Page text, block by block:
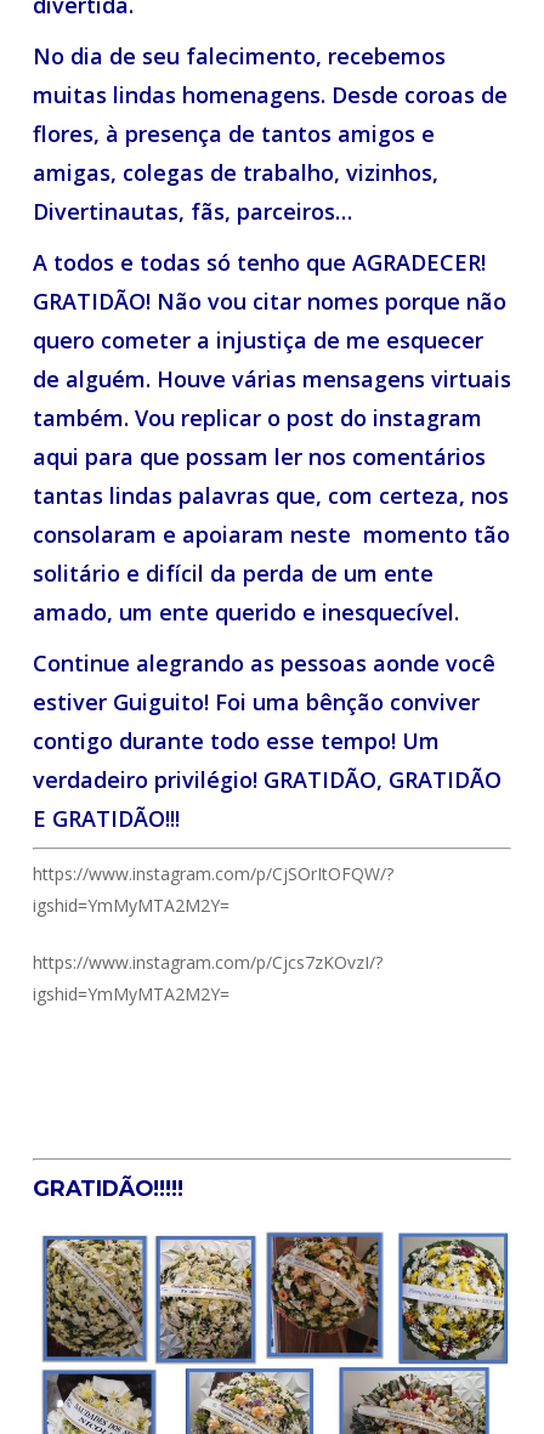
No dia de seu falecimento, recebemos
muitas lindas homenagens. Desde coroas de
flores, à presença de tantos amigos e
amigas, colegas de trabalho, vizinhos,
Divertinautas, fãs, parceiros…
A todos e todas só tenho que AGRADECER!
GRATIDÃO! Não vou citar nomes porque não
quero cometer a injustiça de me esquecer
de alguém. Houve várias mensagens virtuais
também. Vou replicar o post do instagram
aqui para que possam ler nos comentários
tantas lindas palavras que, com certeza, nos
consolaram e apoiaram neste momento tão
solitário e difícil da perda de um ente
amado, um ente querido e inesquecível.
Continue alegrando as pessoas aonde você
estiver Guiguito! Foi uma bênção conviver
contigo durante todo esse tempo! Um
verdadeiro privilégio! GRATIDÃO, GRATIDÃO
E GRATIDÃO!!!
https://www.instagram.com/p/CjSOrItOFQW/?
igshid=YmMyMTA2M2Y=
https://www.instagram.com/p/Cjcs7zKOvzI/?
igshid=YmMyMTA2M2Y=
GRATIDÃO!!!!!